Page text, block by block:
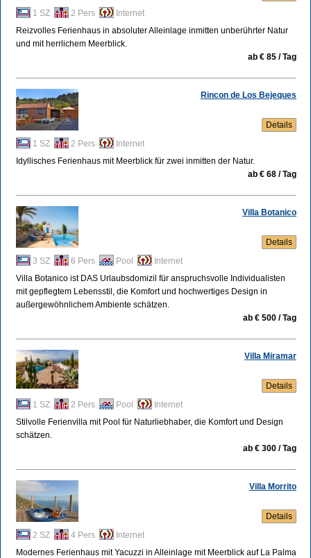
1 SZ 2 Pers
Internet
Reizvolles Ferienhaus in absoluter Alleinlage inmitten unberührter Natur
und mit herrlichem Meerblick.
ab € 85 / Tag
Details
Rincon de Los Bejeques
1 SZ 2 Pers
Internet
Idyllisches Ferienhaus mit Meerblick für zwei inmitten der Natur.
ab € 68 / Tag
Details
Villa Botanico
3 SZ 6 Pers Pool
Internet
Villa Botanico ist DAS Urlaubsdomizil für anspruchsvolle Individualisten
mit gepflegtem Lebensstil, die Komfort und hochwertiges Design in
außergewöhnlichem Ambiente schätzen.
ab € 500 / Tag
Details
Villa Miramar
1 SZ 2 Pers Pool
Internet
Stilvolle Ferienvilla mit Pool für Naturliebhaber, die Komfort und Design
schätzen.
ab € 300 / Tag
Details
Villa Morrito
2 SZ 4 Pers
Internet
Modernes Ferienhaus mit Yacuzzi in Alleinlage mit Meerblick auf La Palma